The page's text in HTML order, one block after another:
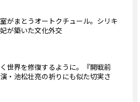
がまとうオートクチュール。シリキ
が築いた文化外交
世界を修復するように。『開戦前
・池松壮亮の祈りにも似た切実さ